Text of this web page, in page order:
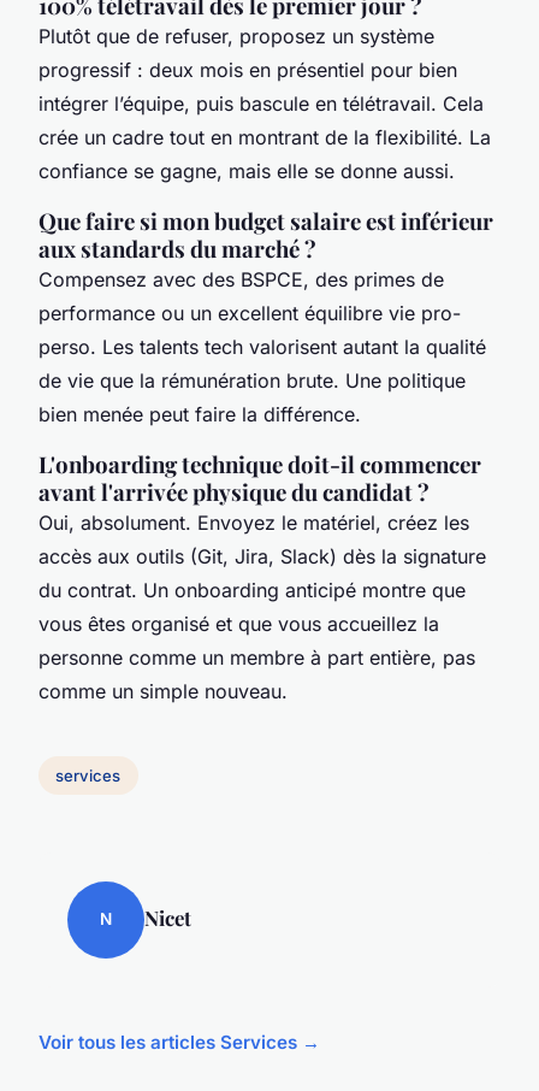
Plutôt que de refuser, proposez un système
progressif : deux mois en présentiel pour bien
intégrer l’équipe, puis bascule en télétravail. Cela
crée un cadre tout en montrant de la flexibilité. La
confiance se gagne, mais elle se donne aussi.
Que faire si mon budget salaire est inférieur
aux standards du marché ?
Compensez avec des BSPCE, des primes de
performance ou un excellent équilibre vie pro-
perso. Les talents tech valorisent autant la qualité
de vie que la rémunération brute. Une politique
bien menée peut faire la différence.
L'onboarding technique doit-il commencer
avant l'arrivée physique du candidat ?
Oui, absolument. Envoyez le matériel, créez les
accès aux outils (Git, Jira, Slack) dès la signature
du contrat. Un onboarding anticipé montre que
vous êtes organisé et que vous accueillez la
personne comme un membre à part entière, pas
comme un simple nouveau.
services
N Nicet
Voir tous les articles Services →